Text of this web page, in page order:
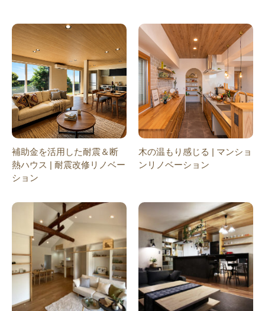
補助金を活用した耐震＆断
熱ハウス | 耐震改修リノベー
ション
木の温もり感じる | マンショ
ンリノベーション